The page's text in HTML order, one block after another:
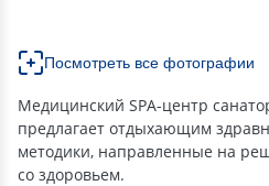
Посмотреть все фотографии
Медицинский SPA-центр
предлагает отдыхающим
методики, направленные на
со здоровьем.